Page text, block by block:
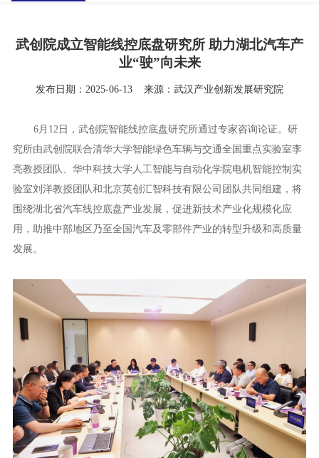
武创院成立智能线控底盘研究所 助力湖北汽车产
业“驶”向未来
发布日期：2025-06-13 来源：武汉产业创新发展研究院
6月12日，武创院智能线控底盘研究所通过专家咨询论证。研
究所由武创院联合清华大学智能绿色车辆与交通全国重点实验室李
亮教授团队、华中科技大学人工智能与自动化学院电机智能控制实
验室刘洋教授团队和北京英创汇智科技有限公司团队共同组建，将
围绕湖北省汽车线控底盘产业发展，促进新技术产业化规模化应
用，助推中部地区乃至全国汽车及零部件产业的转型升级和高质量
发展。